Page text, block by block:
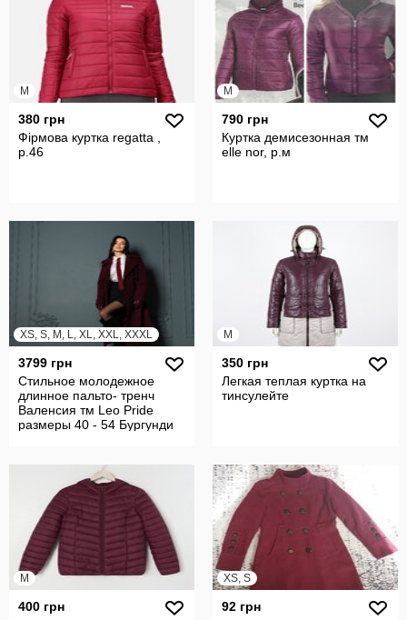
M
380 грн
Фірмова куртка regatta ,
р.46
M
790 грн
Куртка демисезонная тм
elle nor, р.м
XS, S, M, L, XL, XXL, XXXL
3799 грн
Стильное молодежное
длинное пальто- тренч
Валенсия тм Leo Pride
размеры 40 - 54 Бургунди
M
350 грн
Легкая теплая куртка на
тинсулейте
M
400 грн
XS, S
92 грн